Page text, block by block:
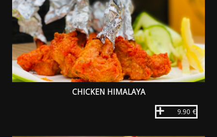
CHICKEN HIMALAYA
9.90 €